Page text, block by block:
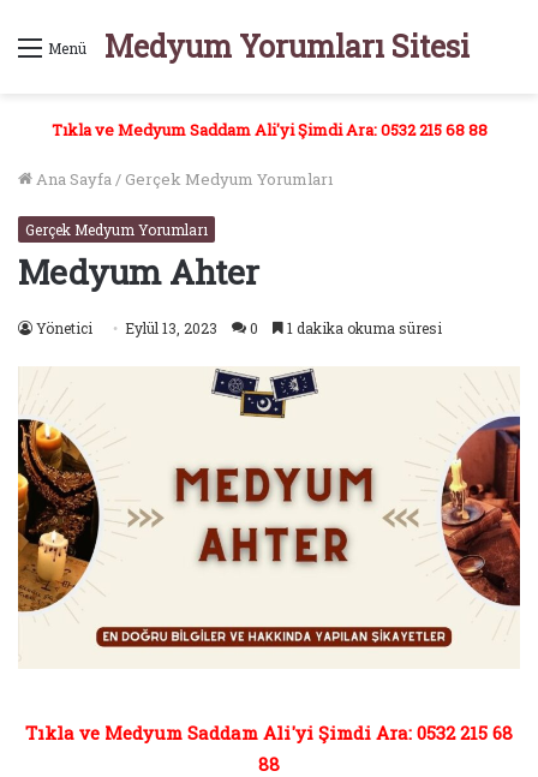
Menü Medyum Yorumları Sitesi
Tıkla ve Medyum Saddam Ali'yi Şimdi Ara: 0532 215 68 88
Ana Sayfa/ Gerçek Medyum Yorumları
Gerçek Medyum Yorumları
Medyum Ahter
Yönetici Eylül 13, 2023 0 1 dakika okuma süresi
Tıkla ve Medyum Saddam Ali'yi Şimdi Ara: 0532 215 68
88